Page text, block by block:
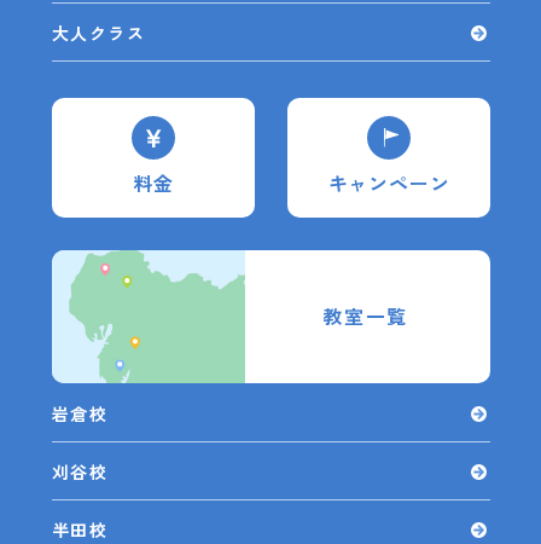
大人クラス
料金 キャンペーン
教室一覧
岩倉校
刈谷校
半田校